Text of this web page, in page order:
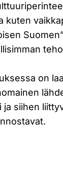
kuten
on
ja siihen